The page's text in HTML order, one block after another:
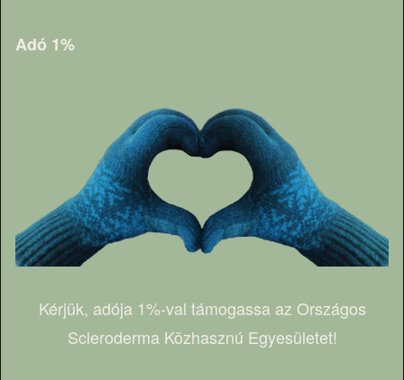
Adó 1%
Kérjük, adója 1%-val támogassa az Országos
Scleroderma Közhasznú Egyesületet!